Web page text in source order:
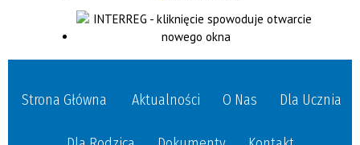
Strona Główna Aktualności O Nas Dla Ucznia